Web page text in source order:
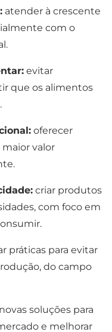
atender à crescente
com o
evitar
que os alimentos
oferecer
valor
criar produtos
com foco em
práticas para evitar
do campo
soluções para
e melhorar